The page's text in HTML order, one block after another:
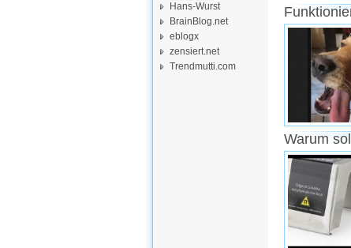
Hans-Wurst
BrainBlog.net
eblogx
zensiert.net
Trendmutti.com
Warum